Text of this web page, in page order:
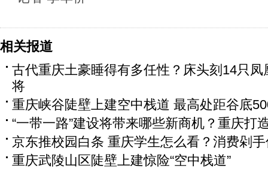
相关报道
古代重庆土豪睡得有多任性？床头刻14只
将
重庆峡谷陡壁上建空中栈道 最高处距谷底
“一带一路”建设将带来哪些新商机？重庆打
京东推校园白条 重庆学生怎么看？消费剁
重庆武陵山区陡壁上建惊险“空中栈道”